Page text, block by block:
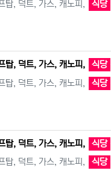
탑, 덕트, 가스, 캐노피,
식당
탑, 덕트, 가스, 캐노피, 식당
탑, 덕트, 가스, 캐노피,
식당
탑, 덕트, 가스, 캐노피, 식당
탑, 덕트, 가스, 캐노피,
식당